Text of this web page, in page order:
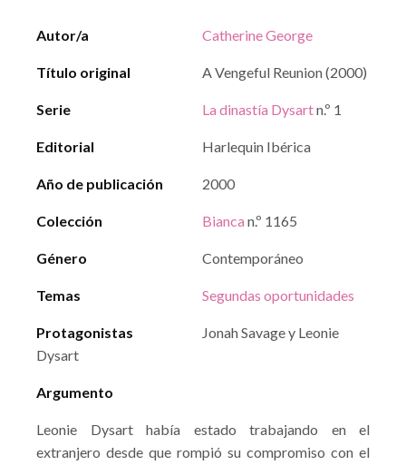
Autor/a Catherine George
Título original A Vengeful Reunion (2000)
Serie La dinastía Dysartn.º 1
Editorial Harlequin Ibérica
Año de publicación 2000
Colección Bianca n.º 1165
Género Contemporáneo
Temas Segundas oportunidades
Protagonistas
Jonah Savage y Leonie
Dysart
Argumento
Leonie Dysart había estado trabajando en el
extranjero desde que rompió su compromiso con el